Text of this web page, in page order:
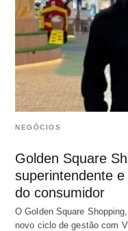
NEGÓCIOS
Golden Square
superintendente
do consumidor
O Golden Square
novo ciclo de gestão com